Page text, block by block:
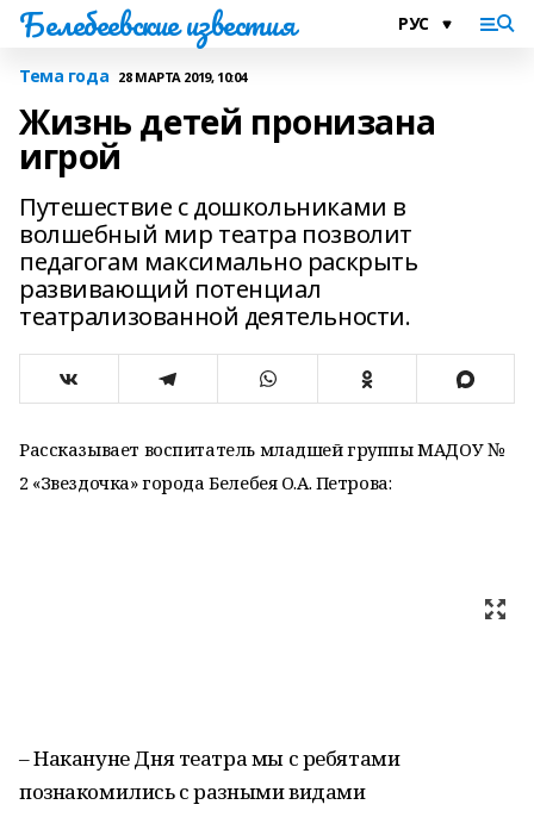
Белебеевские известия
Тема года 28 МАРТА 2019, 10:04
Жизнь детей пронизана
игрой
Путешествие с дошкольниками в
волшебный мир театра позволит
педагогам максимально раскрыть
развивающий потенциал
театрализованной деятельности.
Рассказывает воспитатель младшей группы МАДОУ №
2 «Звездочка» города Белебея О.А. Петрова:
– Накануне Дня театра мы с ребятами
познакомились с разными видами